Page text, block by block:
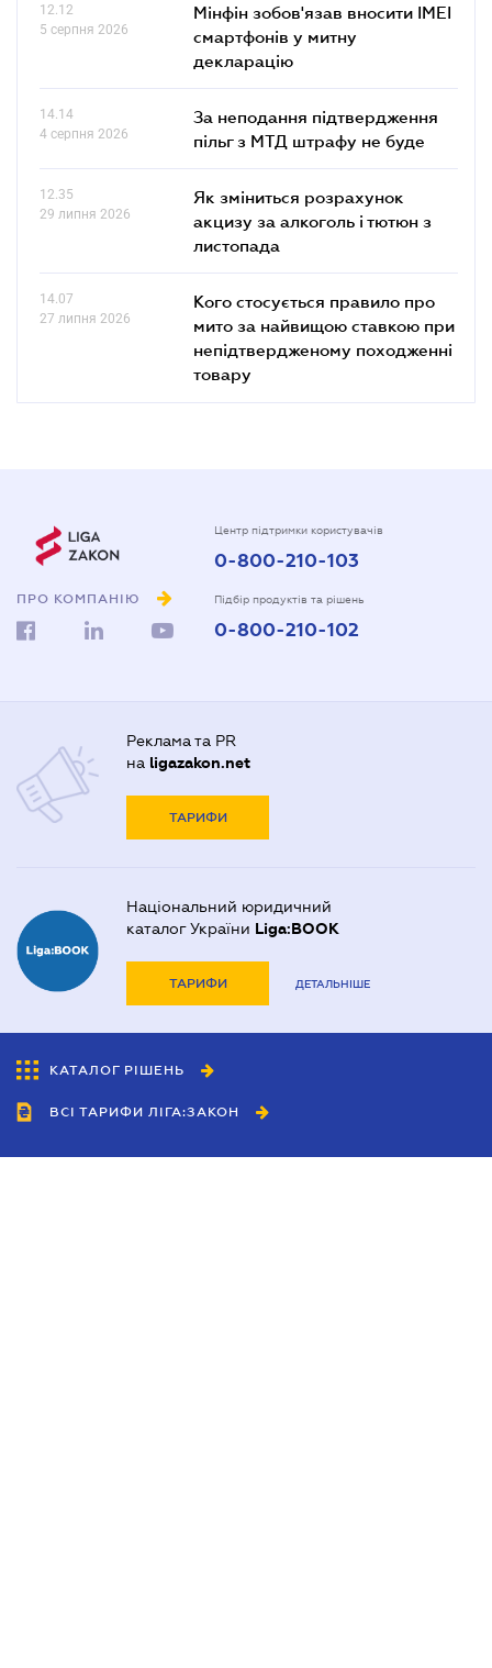
12.12
5 серпня 2026
Мінфін зобов'язав вносити IMEI
смартфонів у митну
декларацію
14.14
4 серпня 2026
За неподання підтвердження
пільг з МТД штрафу не буде
12.35
29 липня 2026
Як зміниться розрахунок
акцизу за алкоголь і тютюн з
листопада
14.07
27 липня 2026
Кого стосується правило про
мито за найвищою ставкою при
непідтвердженому походженні
товару
ПРО КОМПАНІЮ
Центр підтримки користувачів
0-800-210-103
Підбір продуктів та рішень
0-800-210-102
Реклама та PR
на ligazakon.net
ТАРИФИ
Національний юридичний
каталог України Liga:BOOK
ТАРИФИ ДЕТАЛЬНІШЕ
КАТАЛОГ РІШЕНЬ
ВСІ ТАРИФИ ЛІГА:ЗАКОН